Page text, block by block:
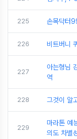
225 손목닥터
226 비트버니
227
아는형님
역
228 그것이 알
229
마라톤 예
의도 차별